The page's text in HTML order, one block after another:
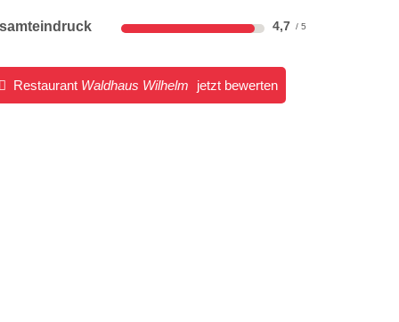
4,7
Restaurant Waldhaus Wilhelm jetzt bewerten